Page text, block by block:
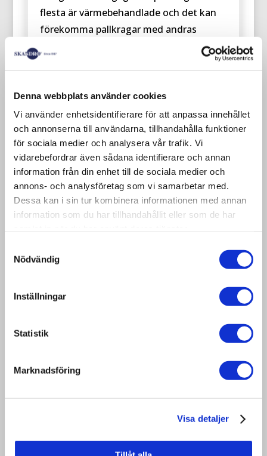
Denna webbplats använder cookies
Vi använder enhetsidentifierare för att anpassa innehållet
och annonserna till användarna, tillhandahålla funktioner
för sociala medier och analysera vår trafik. Vi
vidarebefordrar även sådana identifierare och annan
information från din enhet till de sociala medier och
annons- och analysföretag som vi samarbetar med.
Dessa kan i sin tur kombinera informationen med annan
information som du har tillhandahållit eller som de har
Nödvändig
Inställningar
Statistik
Marknadsföring
Visa detaljer
flesta är värmebehandlade och det kan
förekomma pallkragar med andras
Begagnad pallkrage 1200×800 mm
Pallkragar är en flexibel
kan fällas ihop och tar inte mycket plats